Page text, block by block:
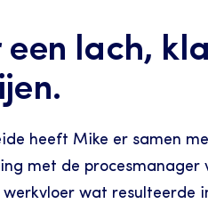
lach,
heeft Mike er samen
met de
wat resulteerde